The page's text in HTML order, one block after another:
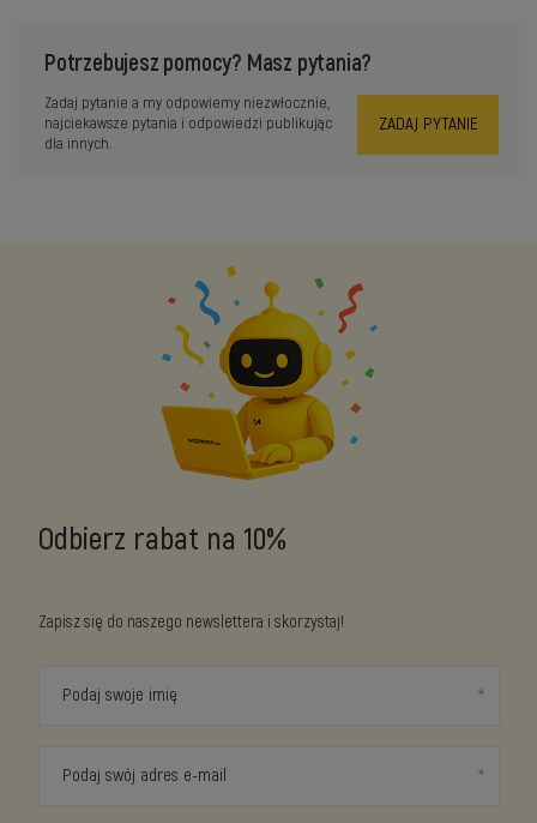
Potrzebujesz pomocy? Masz pytania?
Zadaj pytanie a my odpowiemy niezwłocznie,
najciekawsze pytania i odpowiedzi publikując
dla innych.
ZADAJ PYTANIE
Odbierz rabat na 10%
Zapisz się do naszego newslettera i skorzystaj!
Podaj swoje imię
Podaj swój adres e-mail